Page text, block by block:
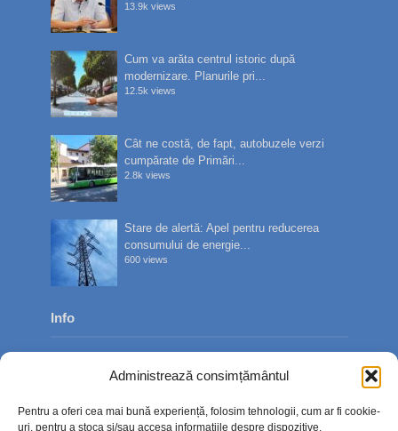
Administrează consimțământul
Pentru a oferi cea mai bună experiență, folosim tehnologii, cum ar fi cookie-
uri, pentru a stoca și/sau accesa informațiile despre dispozitive.
13.9k views
Cum va arăta centrul istoric după
modernizare. Planurile pri...
12.5k views
Cât ne costă, de fapt, autobuzele verzi
cumpărate de Primări...
2.8k views
Stare de alertă: Apel pentru reducerea
consumului de energie...
600 views
Info
Contact